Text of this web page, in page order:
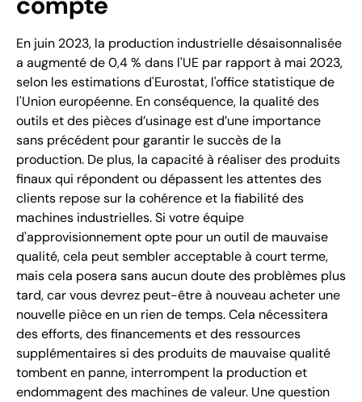
En juin 2023, la production industrielle désaisonnalisée
a augmenté de 0,4 % dans l'UE par rapport à mai 2023,
selon les estimations d'Eurostat, l'office statistique de
l'Union européenne. En conséquence, la qualité des
outils et des pièces d’usinage est d’une importance
sans précédent pour garantir le succès de la
production. De plus, la capacité à réaliser des produits
finaux qui répondent ou dépassent les attentes des
clients repose sur la cohérence et la fiabilité des
machines industrielles. Si votre équipe
d'approvisionnement opte pour un outil de mauvaise
qualité, cela peut sembler acceptable à court terme,
mais cela posera sans aucun doute des problèmes plus
tard, car vous devrez peut-être à nouveau acheter une
nouvelle pièce en un rien de temps. Cela nécessitera
des efforts, des financements et des ressources
supplémentaires si des produits de mauvaise qualité
tombent en panne, interrompent la production et
endommagent des machines de valeur. Une question